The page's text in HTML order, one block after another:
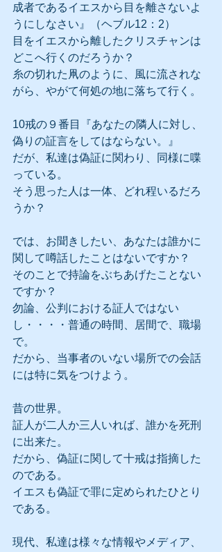
成者であるイエスから目を離さないよ
うにしなさい』（ヘブル12：2）
目をイエスから離したクリスチャンは
どこへ行くのだろうか？
糸の切れた凧のように、風に流されな
がら、やがて何処の地に落ちて行く。
10戒の９番目『あなたの隣人に対し、
偽りの証言をしてはならない。』
だが、私達は偽証に関わり、同様に喋
っている。
そう思った人は一体、どれ程いるだろ
うか？
では、お聞きしたい、あなたは誰かに
関して噂話したことはないですか？
そのことで持論をぶちあげたことない
ですか？
勿論、公判における証人ではない
し・・・・普通の時間、居間で、職場
で。
だから、当事者のいない場所での会話
には特に気をつけよう。
昔の世界。
証人が二人か三人いれば、誰かを死刑
に出来た。
だから、偽証に関して十戒は指摘した
のである。
イエスも偽証で罪に定められたひとり
である。
現代、私達は様々な情報やメディア、